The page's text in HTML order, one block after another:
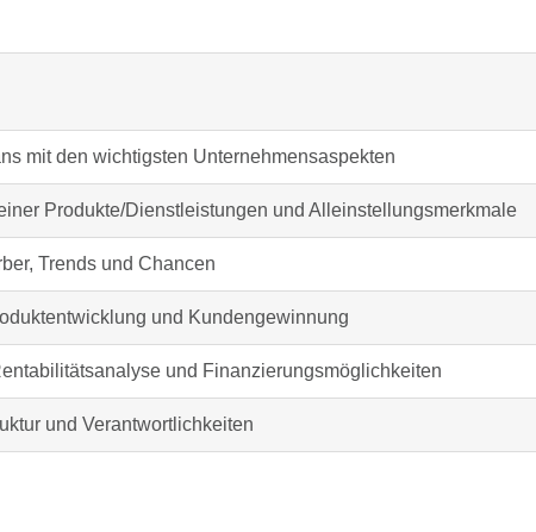
mit den wichtigsten Unternehmensaspekten
Produkte/Dienstleistungen und Alleinstellungsmerkmale
Trends und Chancen
und Kundengewinnung
und Finanzierungsmöglichkeiten
und Verantwortlichkeiten